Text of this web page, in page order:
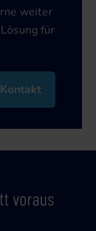
weiter
für
Kontakt